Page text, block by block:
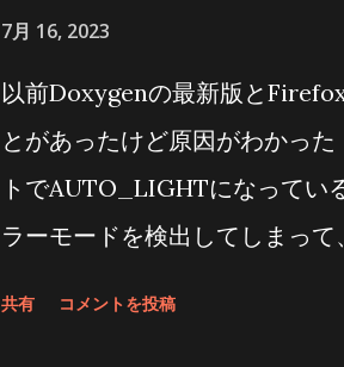
たただのボタンとラベルだけ
summary > /// NearByDevice
internal class
BasePlatformPermission {
bool isRuntime)[]
7月 16, 2023
以前Doxygenの最新版と
とがあったけど原因がわかっ
トでAUTO_LIGHTになってい
ラーモードを検出してしまって
共有 コメントを投稿